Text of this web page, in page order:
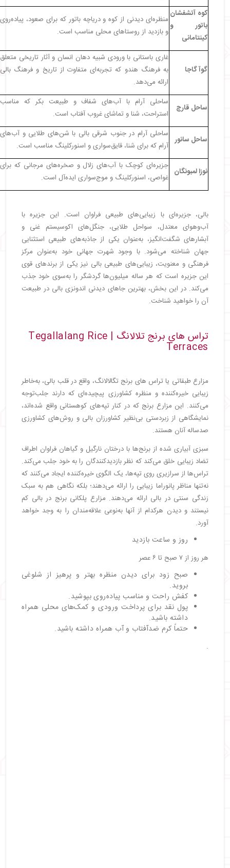
کوه آتشفشان
باتور و
کینتامانی
منظره‌ای دیدنی از کوه و دریاچه باتور که برای صعود، پیاده‌روی
و بازدید از روستاهای محلی مناسب است.
گوآ گاجا
غاری باستانی با ورودی شبیه دهان انسان و آثار تاریخی متعلق
به فرهنگ هندو که تجربه‌ای متفاوت از تاریخ و فرهنگ بالی
ارائه می‌دهد.
ساحل قارچ
ساحلی آرام با آب‌های شفاف و طبیعت بکر که مناسب
استراحت، شنا و تماشای غروب آفتاب است.
ساحل سانور
ساحلی آرام در جنوب شرقی بالی با شن‌های طلایی و آب‌های
آرام که برای شنا، قایق‌سواری و اسنورکلینگ مناسب است.
نوزا لمبونگان
جزیره‌ای کوچک با آب‌های زلال و صخره‌های مرجانی که برای
غواصی، اسنورکلینگ و موج‌سواری ایده‌آل است.
بالی، جزیره‌ای با زیبایی‌های طبیعی فراوان است. این جزیره با
آب‌وهوای معتدل، سواحل طلایی، جنگل‌های اکوسیستم غنی و
آبشارهای شگفت‌انگیز، به‌عنوان یکی از جاذبه‌های طبیعی استثنایی
جهان شناخته می‌شود. با وجود شهرت جهانی خود به‌عنوان مرکز
فرهنگی و معنویت، زیبایی‌های طبیعی بالی نیز یکی از برندهای قوی
این جزیره است که هر ساله میلیون‌ها گردشگر را به‌سوی خود جذب
می‌کند. در این بخش، بهترین جاهای دیدنی اندونزی بالی در طبیعت
آن را خواهید شناخت.
تراس های برنج تلالانگ | Tegallalang Rice
Terraces
مزارع طبقاتی یا تراس های برنج تگالالانگ، واقع در قلب بالی، به‌خاطر
زیبایی خیره‌کننده و منظره کشاورزی پیچیده‌ای که دارند جلب‌توجه
می‌کنند. این مزارع برنج که در کنار تپه‌های کوهستانی واقع شده‌اند،
نمایشگاهی از زبردستی بی‌نظیر کشاورزان بالی و روش‌های کشاورزی
صدساله آنان هستند.
سبزی آبیاری شده از برنج‌ها با درختان نارگیل و گیاهان فراوان اطراف
تضاد زیبایی خلق می‌کند که نظر بازدیدکنندگان را به خود جلب می‌کند.
تراس‌ها از سرازیری روی تپه‌ها، یک الگوی خیره‌کننده ایجاد می‌کنند که
نه‌تنها مناظر پانوراما زیبایی را ارائه می‌دهند؛ بلکه نگاهی هم به سبک
زندگی سنتی در بالی ارائه می‌دهند. مزارع پلکانی برنج در بالی کم
نیستند و دیدن هرکدام از آنها به‌نوعی علاقه‌مندان را به وجد خواهد
آورد.
روز و ساعت بازدید
هر روز از ۷ صبح تا ۶ عصر
صبح زود برای دیدن منظره بهتر و پرهیز از شلوغی
بروید.
کفش راحت و مناسب پیاده‌روی بپوشید.
پول نقد برای پرداخت ورودی و کمک‌های محلی همراه
داشته باشید.
حتماً کرم ضدآفتاب و آب همراه داشته باشید.
.